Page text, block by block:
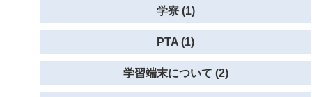
学寮 (1)
PTA (1)
学習端末について (2)